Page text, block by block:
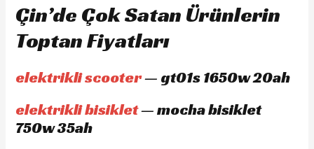
Çin’de Çok Satan Ürünlerin
Toptan Fiyatları
elektrikli scooter— gt01s 1650w 20ah
elektrikli bisiklet— mocha bisiklet
750w 35ah